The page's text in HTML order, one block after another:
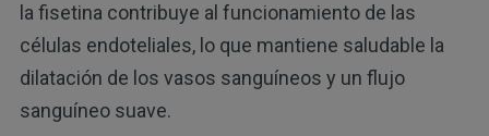
la fisetina contribuye al funcionamiento de las
células endoteliales, lo que mantiene saludable la
dilatación de los vasos sanguíneos y un flujo
sanguíneo suave.